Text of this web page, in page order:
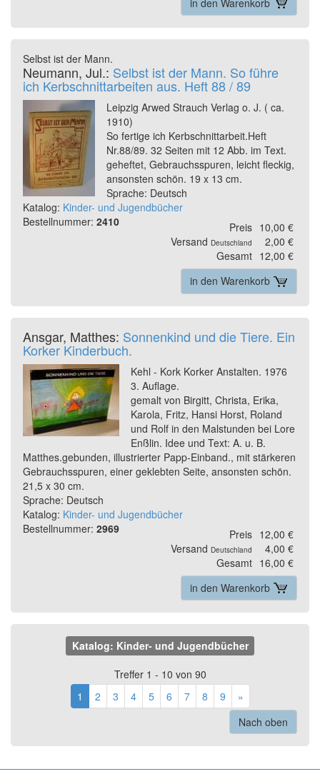
Selbst ist der Mann.
Neumann, Jul.: Selbst ist der Mann. So führe
ich Kerbschnittarbeiten aus. Heft 88 / 89
Leipzig Arwed Strauch Verlag o. J. ( ca.
1910)
So fertige ich Kerbschnittarbeit.Heft
Nr.88/89. 32 Seiten mit 12 Abb. im Text.
geheftet, Gebrauchsspuren, leicht fleckig,
ansonsten schön. 19 x 13 cm.
Sprache: Deutsch
Katalog: Kinder- und Jugendbücher
Bestellnummer: 2410 Preis 10,00 €
Versand Deutschland
2,00 €
Gesamt 12,00 €
in den Warenkorb
Ansgar, Matthes: Sonnenkind und die Tiere. Ein
Korker Kinderbuch.
Kehl - Kork Korker Anstalten. 1976
3. Auflage.
gemalt von Birgitt, Christa, Erika,
Karola, Fritz, Hansi Horst, Roland
und Rolf in den Malstunden bei Lore
Enßlin. Idee und Text: A. u. B.
Matthes.gebunden, illustrierter Papp-Einband., mit stärkeren
Gebrauchsspuren, einer geklebten Seite, ansonsten schön.
21,5 x 30 cm.
Sprache: Deutsch
Katalog: Kinder- und Jugendbücher
Bestellnummer: 2969 Preis 12,00 €
Versand Deutschland
4,00 €
Gesamt 16,00 €
in den Warenkorb
Katalog: Kinder- und Jugendbücher
Treffer 1 - 10 von 90
1
2 3 4 5 6 7 8 9
»
Nach oben